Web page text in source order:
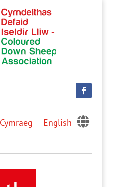
Cymraeg English 